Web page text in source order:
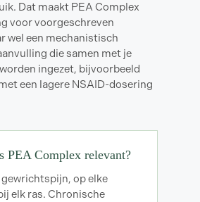
Dat maakt PEA Complex
voor voorgeschreven
wel een mechanistisch
die samen met je
ingezet, bijvoorbeeld
een lagere NSAID-dosering
PEA Complex relevant?
op elke
elk ras. Chronische